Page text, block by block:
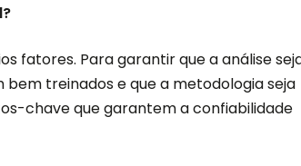
fatores. Para garantir que a análise
bem treinados e que a metodologia seja
chave que garantem a confiabilidade